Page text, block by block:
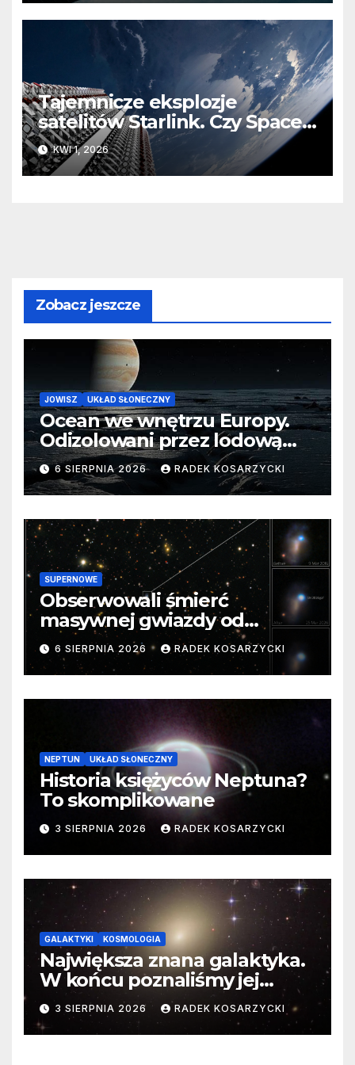
Tajemnicze eksplozje
satelitów Starlink. Czy SpaceX
ma narastający problem na
orbicie?
KWI 1, 2026
Zobacz jeszcze
JOWISZ UKŁAD SŁONECZNY
Ocean we wnętrzu Europy.
Odizolowani przez lodową
barierę
6 SIERPNIA 2026 RADEK KOSARZYCKI
SUPERNOWE
Obserwowali śmierć
masywnej gwiazdy od
samego początku. Niezwykle
cenne dane
6 SIERPNIA 2026 RADEK KOSARZYCKI
NEPTUN UKŁAD SŁONECZNY
Historia księżyców Neptuna?
To skomplikowane
3 SIERPNIA 2026 RADEK KOSARZYCKI
GALAKTYKI KOSMOLOGIA
Największa znana galaktyka.
W końcu poznaliśmy jej
faktyczne wymiary
3 SIERPNIA 2026 RADEK KOSARZYCKI